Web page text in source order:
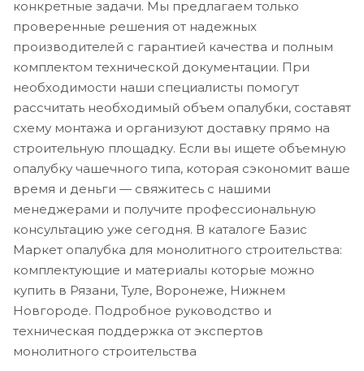
конкретные задачи. Мы предлагаем только
проверенные решения от надежных
производителей с гарантией качества и полным
комплектом технической документации. При
необходимости наши специалисты помогут
рассчитать необходимый объем опалубки, составят
схему монтажа и организуют доставку прямо на
строительную площадку. Если вы ищете объемную
опалубку чашечного типа, которая сэкономит ваше
время и деньги — свяжитесь с нашими
менеджерами и получите профессиональную
консультацию уже сегодня. В каталоге Базис
Маркет опалубка для монолитного строительства:
комплектующие и материалы которые можно
купить в Рязани, Туле, Воронеже, Нижнем
Новгороде. Подробное руководство и
техническая поддержка от экспертов
монолитного строительства